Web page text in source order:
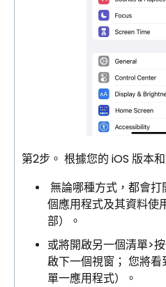
第2步。 根據您的 iOS 版本
無論哪種方式，都會
個應用程式及其資料使
部）。
或將開啟另一個清單>
啟下一個視窗； 您將
單一應用程式）。